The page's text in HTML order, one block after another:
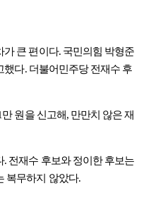
큰 편이다. 국민의힘 박형준
했다. 더불어민주당 전재수 후
원을 신고해, 만만치 않은 재
전재수 후보와 정이한 후보는
복무하지 않았다.